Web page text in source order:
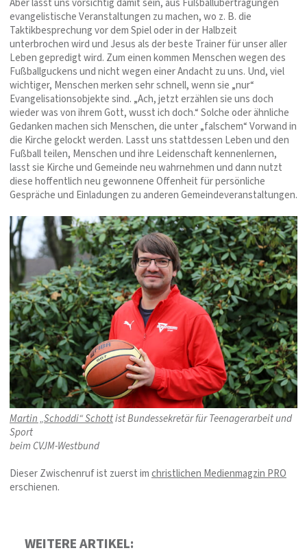
evangelistische Veranstaltungen zu machen, wo z. B. die
Taktikbesprechung vor dem Spiel oder in der Halbzeit
unterbrochen wird und Jesus als der beste Trainer für unser aller
Leben gepredigt wird. Zum einen kommen Menschen wegen des
Fußballguckens und nicht wegen einer Andacht zu uns. Und, viel
wichtiger, Menschen merken sehr schnell, wenn sie „nur“
Evangelisationsobjekte sind. „Ach, jetzt erzählen sie uns doch
wieder was von ihrem Gott, wusst ich doch.“ Solche oder ähnliche
Gedanken machen sich Menschen, die unter „falschem“ Vorwand in
die Kirche gelockt werden. Lasst uns stattdessen Leben und den
Fußball teilen, Menschen und ihre Leidenschaft kennenlernen,
lasst sie Kirche und Gemeinde neu wahrnehmen und dann nutzt
diese hoffentlich neu gewonnene Offenheit für persönliche
Gespräche und Einladungen zu anderen Gemeindeveranstaltungen.
Martin „Schoddi“ Schottist Bundessekretär für Teenagerarbeit und
Sport
beim CVJM-Westbund
Dieser Zwischenruf ist zuerst imchristlichen Medienmagzin PRO
erschienen.
WEITERE ARTIKEL: